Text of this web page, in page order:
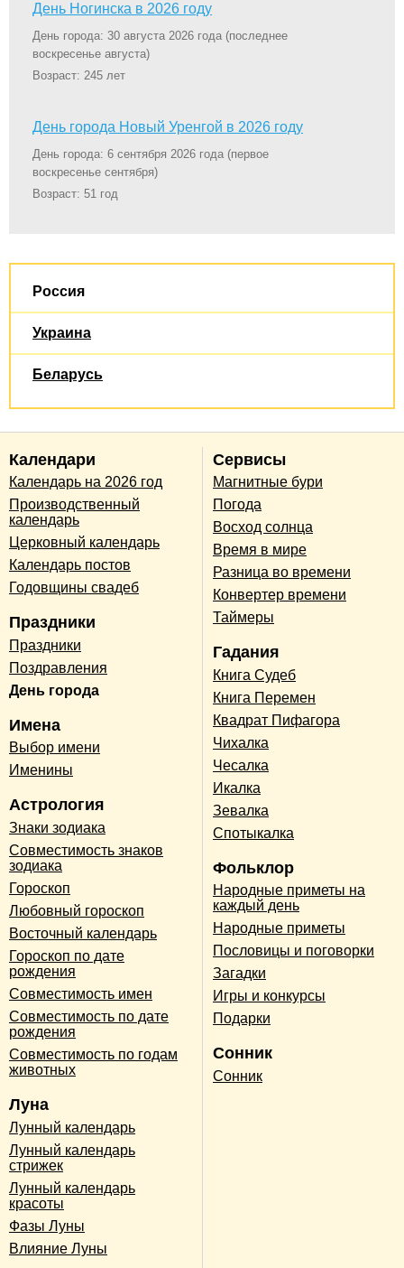
День Ногинска в 2026 году
День города: 30 августа 2026 года (последнее
воскресенье августа)
Возраст: 245 лет
День города Новый Уренгой в 2026 году
День города: 6 сентября 2026 года (первое
воскресенье сентября)
Возраст: 51 год
Россия
Украина
Беларусь
Календари
Календарь на 2026 год
Производственный
календарь
Церковный календарь
Календарь постов
Годовщины свадеб
Праздники
Праздники
Поздравления
День города
Имена
Выбор имени
Именины
Астрология
Знаки зодиака
Совместимость знаков
зодиака
Гороскоп
Любовный гороскоп
Восточный календарь
Гороскоп по дате
рождения
Совместимость имен
Совместимость по дате
рождения
Совместимость по годам
животных
Луна
Лунный календарь
Лунный календарь
стрижек
Лунный календарь
красоты
Фазы Луны
Влияние Луны
Сервисы
Магнитные бури
Погода
Восход солнца
Время в мире
Разница во времени
Конвертер времени
Таймеры
Гадания
Книга Судеб
Книга Перемен
Квадрат Пифагора
Чихалка
Чесалка
Икалка
Зевалка
Спотыкалка
Фольклор
Народные приметы на
каждый день
Народные приметы
Пословицы и поговорки
Загадки
Игры и конкурсы
Подарки
Сонник
Сонник